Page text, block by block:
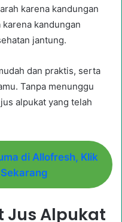
karena kandungan
kandungan
jantung.
dan praktis, serta
Tanpa menunggu
alpukat yang telah
di Allofresh, Klik
Jus Alpukat